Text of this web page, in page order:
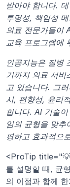
받아야 합니다.
투명성, 책임성
의료 전문가들이
교육 프로그램에
인공지능은 질병
기까지 의료 서비
고 있습니다. 그
시, 편향성, 윤리
합니다. AI 기술
임의 균형을 맞
평하고 효과적으
<ProTip
를 설명할 때, 균
의 이점과 함께